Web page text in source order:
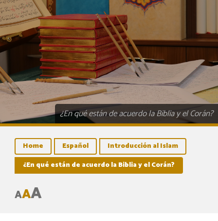
¿En qué están de acuerdo la Biblia y el Corán?
Home Español
Introducción al Islam
¿En qué están de acuerdo la Biblia y el Corán?
AAA